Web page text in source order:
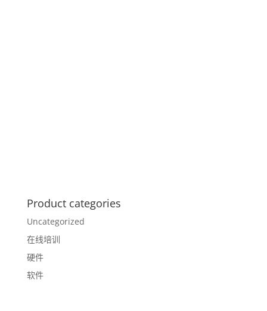
Product categories
Uncategorized
在线培训
硬件
软件